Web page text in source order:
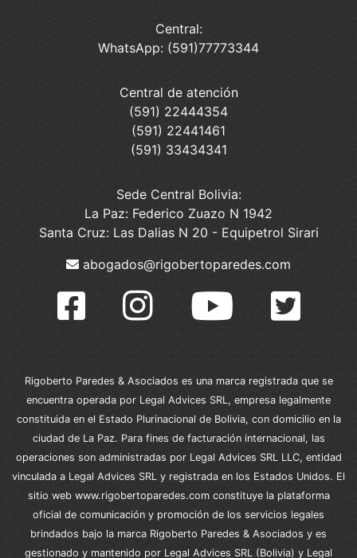
Central:
WhatsApp: (591)77773344
Central de atención
(591) 22444354
(591) 22441461
(591) 33434341
Sede Central Bolivia:
La Paz: Federico Zuazo N 1942
Santa Cruz: Las Dalias N 20 - Equipetrol Sirari
abogados@rigobertoparedes.com
Rigoberto Paredes & Asociados es una marca registrada que se
encuentra operada por Legal Advices SRL, empresa legalmente
constituida en el Estado Plurinacional de Bolivia, con domicilio en la
ciudad de La Paz. Para fines de facturación internacional, las
operaciones son administradas por Legal Advices SRL LLC, entidad
vinculada a Legal Advices SRL y registrada en los Estados Unidos. El
sitio web www.rigobertoparedes.com constituye la plataforma
oficial de comunicación y promoción de los servicios legales
brindados bajo la marca Rigoberto Paredes & Asociados y es
gestionado y mantenido por Legal Advices SRL (Bolivia) y Legal